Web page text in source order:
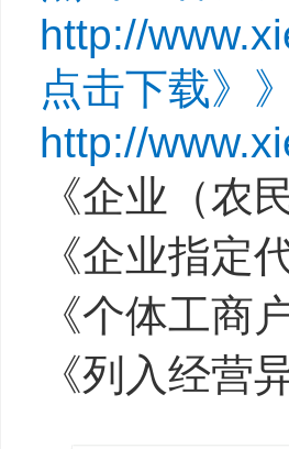
http://
点击下载》
http://
《企业（农
《企业指定
《个体工商
《列入经营